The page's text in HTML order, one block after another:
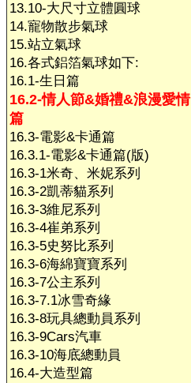
13.10-大尺寸立體圓球
14.寵物散步氣球
15.站立氣球
16.各式鋁箔氣球如下:
16.1-生日篇
16.2-情人節&婚禮&浪漫愛情
篇
16.3-電影&卡通篇
16.3.1-電影&卡通篇(版)
16.3-1米奇、米妮系列
16.3-2凱蒂貓系列
16.3-3維尼系列
16.3-4崔弟系列
16.3-5史努比系列
16.3-6海綿寶寶系列
16.3-7公主系列
16.3-7.1冰雪奇緣
16.3-8玩具總動員系列
16.3-9Cars汽車
16.3-10海底總動員
16.4-大造型篇